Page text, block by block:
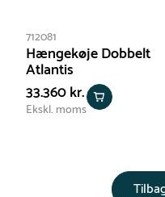
712081
Hængekøje Dobbelt
Atlantis
33.360 kr.
Ekskl. moms